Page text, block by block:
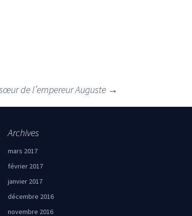
de l’empereur Auguste →
Archives
mars 2017
février 2017
janvier 2017
décembre 2016
novembre 2016